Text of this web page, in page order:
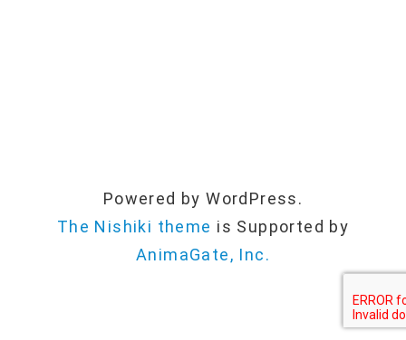
Powered by WordPress.
The Nishiki theme is Supported by
AnimaGate, Inc.